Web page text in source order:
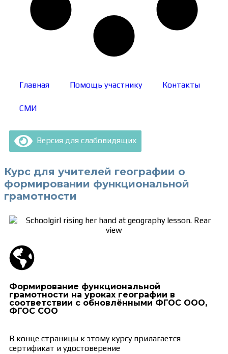
Главная Помощь участнику Контакты
СМИ
Версия для слабовидящих
Курс для учителей географии о
формировании функциональной
грамотности
Формирование функциональной
грамотности на уроках географии в
соответствии с обновлёнными ФГОС ООО,
ФГОС СОО
В конце страницы к этому курсу прилагается
сертификат и удостоверение